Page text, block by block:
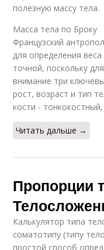
полезную массу тела.
Масса тела по Броку
Французский
для определения
точной, поскольку
внимание три
рост, возраст и тип
кости -
Читать дальше →
Пропорции
Калькулятор типа
соматотипу (типу
простой способ